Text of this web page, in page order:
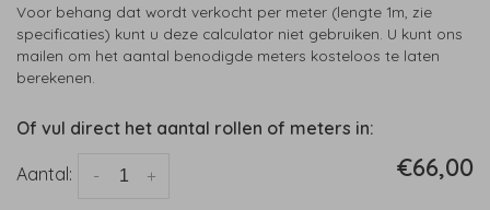
Voor behang dat wordt verkocht per meter (lengte 1m, zie
specificaties) kunt u deze calculator niet gebruiken. U kunt ons
mailen om het aantal benodigde meters kosteloos te laten
berekenen.
Of vul direct het aantal rollen of meters in:
Aantal: +
- €66,00